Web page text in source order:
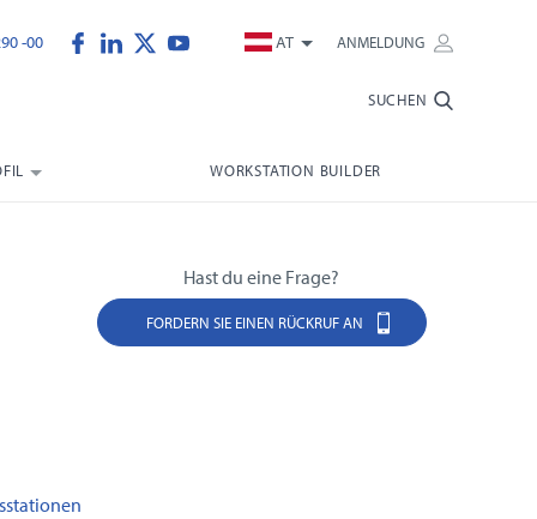
-00 AT ANMELDUNG
SUCHEN
WORKSTATION BUILDER
Hast du eine Frage?
FORDERN SIE EINEN RÜCKRUF AN